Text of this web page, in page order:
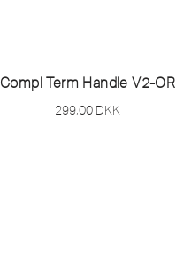
Compl Term Handle V2-OR
299,00 DKK